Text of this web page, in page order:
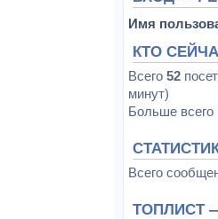
Имя
КТО
Всего 52
минут)
Больше всего
Всего
ТОПЛИСТ